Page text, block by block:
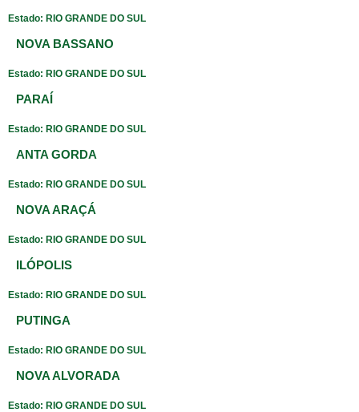
Estado: RIO GRANDE DO SUL
NOVA BASSANO
Estado: RIO GRANDE DO SUL
PARAÍ
Estado: RIO GRANDE DO SUL
ANTA GORDA
Estado: RIO GRANDE DO SUL
NOVA ARAÇÁ
Estado: RIO GRANDE DO SUL
ILÓPOLIS
Estado: RIO GRANDE DO SUL
PUTINGA
Estado: RIO GRANDE DO SUL
NOVA ALVORADA
Estado: RIO GRANDE DO SUL